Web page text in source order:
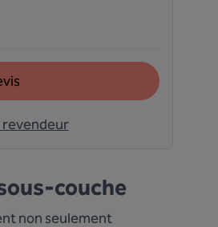
revendeur
couche
non seulement